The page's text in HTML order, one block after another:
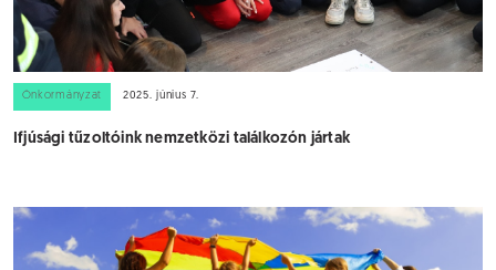
Önkormányzat 2025. június 7.
Ifjúsági tűzoltóink nemzetközi találkozón jártak